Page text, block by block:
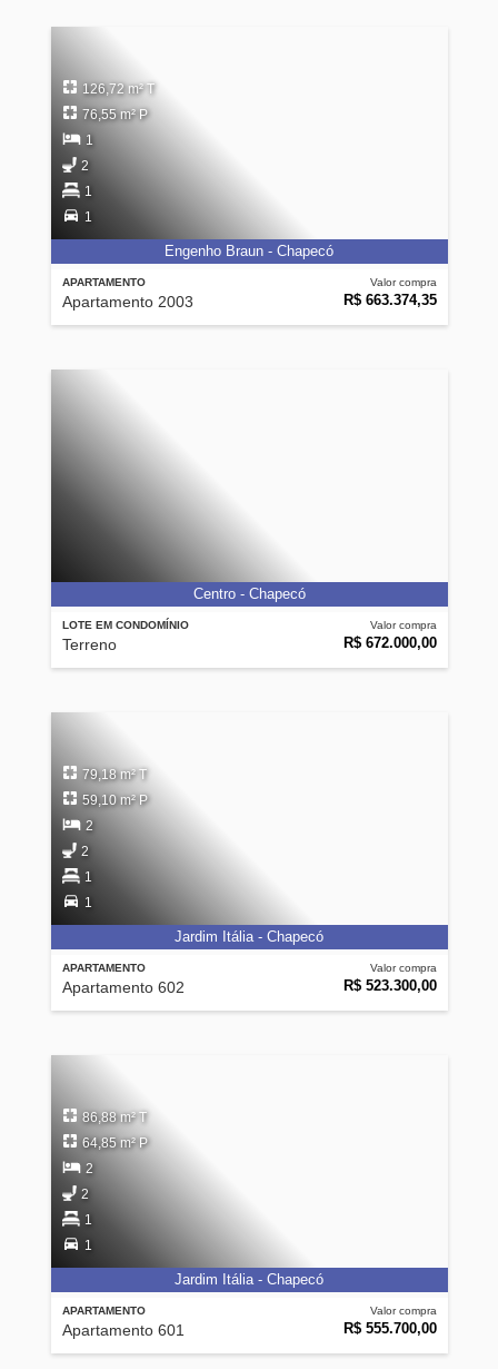
APARTAMENTO
Apartamento 2003
Valor compra
R$ 663.374,35
126,72 m² T
76,55 m² P
1
2
1
1
Engenho Braun - Chapecó
LOTE EM CONDOMÍNIO
Terreno
Valor compra
R$ 672.000,00
Centro - Chapecó
APARTAMENTO
Apartamento 602
Valor compra
R$ 523.300,00
79,18 m² T
59,10 m² P
2
2
1
1
Jardim Itália - Chapecó
APARTAMENTO
Apartamento 601
Valor compra
R$ 555.700,00
86,88 m² T
64,85 m² P
2
2
1
1
Jardim Itália - Chapecó